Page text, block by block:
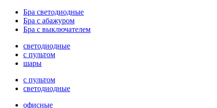
Бра светодиодные
Бра с абажуром
Бра с выключателем
светодиодные
с пультом
шары
с пультом
светодиодные
офисные